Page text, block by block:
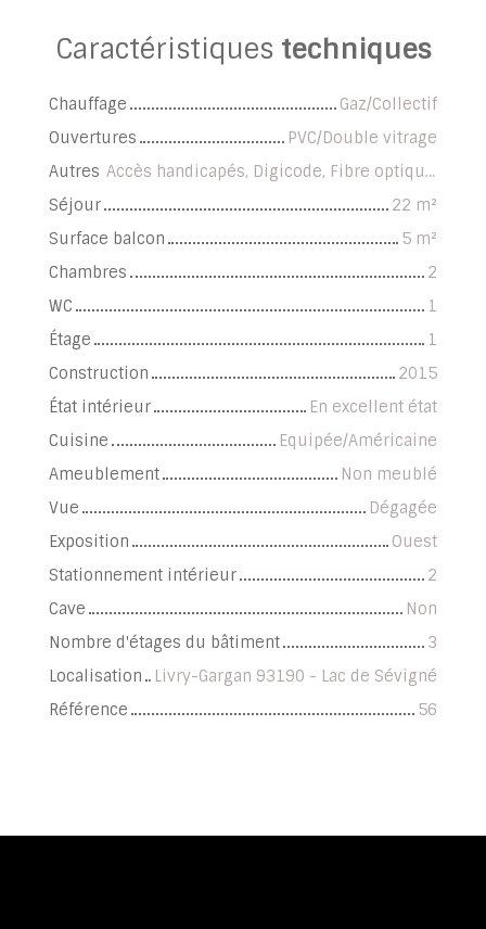
Caractéristiques techniques
Chauffage
Gaz/Collectif
Ouvertures
PVC/Double vitrage
Autres
Accès handicapés, Digicode, Fibre optique, Local à vélo, Portail motorisé, Visiophone
Séjour
22 m²
Surface balcon
5 m²
Chambres
2
WC
1
Étage
1
Construction
2015
État intérieur
En excellent état
Cuisine
Equipée/Américaine
Ameublement
Non meublé
Vue
Dégagée
Exposition
Ouest
Stationnement intérieur
2
Cave
Non
Nombre d'étages du bâtiment
3
Localisation
Livry-Gargan 93190 - Lac de Sévigné
Référence
56